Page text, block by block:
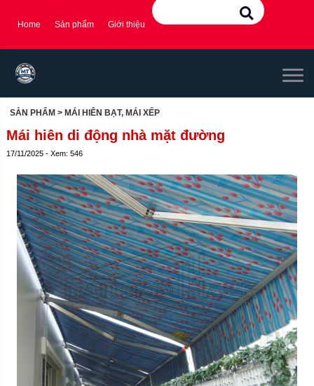
Home Sản phẩm Giới thiệu
SẢN PHẨM > MÁI HIÊN BẠT, MÁI XẾP
Mái hiên di động nhà mặt đường
17/11/2025 - Xem: 546